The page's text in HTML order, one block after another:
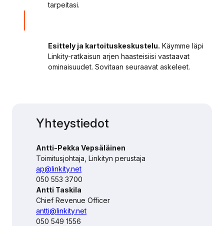
tarpeitasi.
Esittely ja kartoituskeskustelu. Käymme läpi
Linkity-ratkaisun arjen haasteisiisi vastaavat
ominaisuudet. Sovitaan seuraavat askeleet.
Yhteystiedot
Antti-Pekka Vepsäläinen
Toimitusjohtaja, Linkityn perustaja
ap@linkity.net
050 553 3700
Antti Taskila
Chief Revenue Officer
antti@linkity.net
050 549 1556